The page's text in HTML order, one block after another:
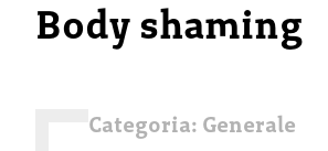
Body shaming
Categoria: Generale